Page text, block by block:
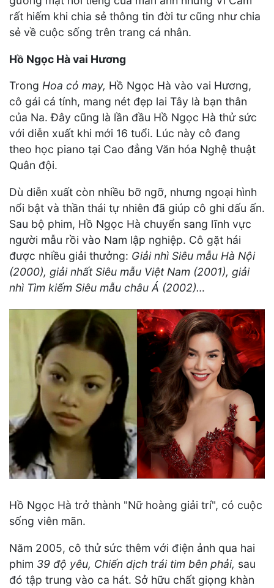
rất hiếm khi chia sẻ thông tin đời tư cũng như chia
sẻ về cuộc sống trên trang cá nhân.
Hồ Ngọc Hà vai Hương
Trong Hoa cỏ may, Hồ Ngọc Hà vào vai Hương,
cô gái cá tính, mang nét đẹp lai Tây là bạn thân
của Na. Đây cũng là lần đầu Hồ Ngọc Hà thử sức
với diễn xuất khi mới 16 tuổi. Lúc này cô đang
theo học piano tại Cao đẳng Văn hóa Nghệ thuật
Quân đội.
Dù diễn xuất còn nhiều bỡ ngỡ, nhưng ngoại hình
nổi bật và thần thái tự nhiên đã giúp cô ghi dấu ấn.
Sau bộ phim, Hồ Ngọc Hà chuyển sang lĩnh vực
người mẫu rồi vào Nam lập nghiệp. Cô gặt hái
được nhiều giải thưởng: Giải nhì Siêu mẫu Hà Nội
(2000), giải nhất Siêu mẫu Việt Nam (2001), giải
nhì Tìm kiếm Siêu mẫu châu Á (2002)…
Hồ Ngọc Hà trở thành "Nữ hoàng giải trí", có cuộc
sống viên mãn.
Năm 2005, cô thử sức thêm với điện ảnh qua hai
phim 39 độ yêu, Chiến dịch trái tim bên phải, sau
đó tập trung vào ca hát. Sở hữu chất giọng khàn